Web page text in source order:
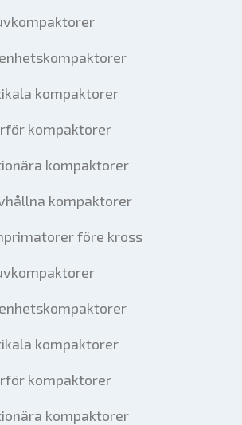
kompaktorer
kompaktorer
kompaktorer
kompaktorer
före kross
kompaktorer
kompaktorer
kompaktorer